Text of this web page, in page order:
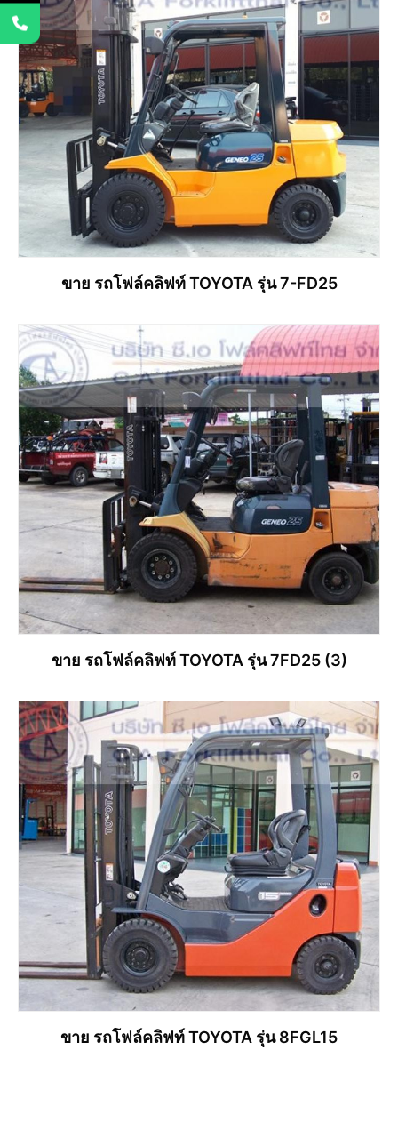
ขาย รถโฟล์คลิฟท์ TOYOTA รุ่น 7-FD25
อ่านเพิ่ม
ขาย รถโฟล์คลิฟท์ TOYOTA รุ่น 7FD25 (3)
อ่านเพิ่ม
ขาย รถโฟล์คลิฟท์ TOYOTA รุ่น 8FGL15